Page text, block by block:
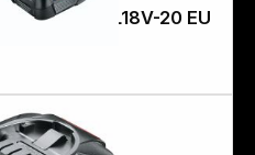
Bosch Starter-Set 18 V 2Ah + 4Ah + AL18V-20 EU